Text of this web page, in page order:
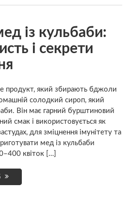
із кульбаби:
і секрети
продукт, який збирають бджоли
солодкий сироп, який
Він має гарний бурштиновий
смак і використовується як
для зміцнення імунітету та
мед із кульбаби
квіток […]